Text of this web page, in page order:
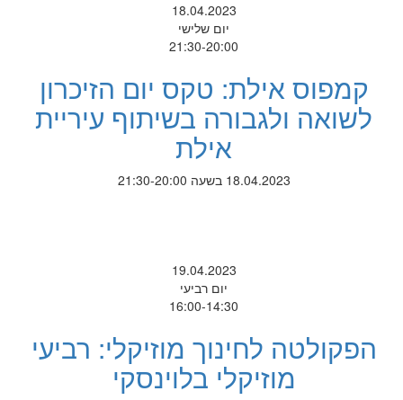
18.04.2023
יום שלישי
21:30-20:00
קמפוס אילת: טקס יום הזיכרון
לשואה ולגבורה בשיתוף עיריית
אילת
18.04.2023 בשעה 21:30-20:00
19.04.2023
יום רביעי
16:00-14:30
הפקולטה לחינוך מוזיקלי: רביעי
מוזיקלי בלוינסקי